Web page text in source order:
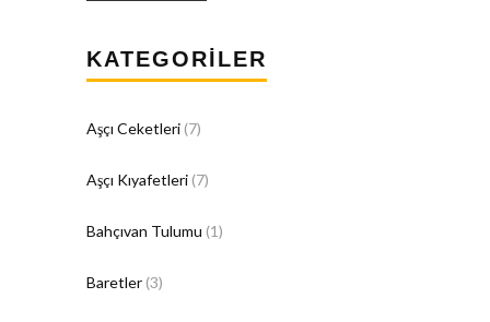
KATEGORILER
Aşçı Ceketleri (7)
Aşçı Kıyafetleri (7)
Bahçıvan Tulumu (1)
Baretler (3)